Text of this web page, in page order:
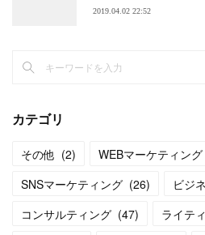
2019.04.02 22:52
カテゴリ
その他 (2) WEBマーケティング
SNSマーケティング (26) ビジ
コンサルティング (47) ライテ